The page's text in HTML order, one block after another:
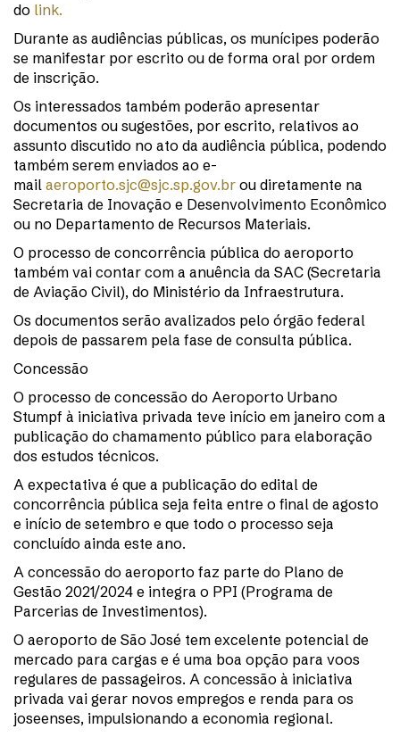
do link.
Durante as audiências públicas, os munícipes poderão
se manifestar por escrito ou de forma oral por ordem
de inscrição.
Os interessados também poderão apresentar
documentos ou sugestões, por escrito, relativos ao
assunto discutido no ato da audiência pública, podendo
também serem enviados ao e-
mail aeroporto.sjc@sjc.sp.gov.br ou diretamente na
Secretaria de Inovação e Desenvolvimento Econômico
ou no Departamento de Recursos Materiais.
O processo de concorrência pública do aeroporto
também vai contar com a anuência da SAC (Secretaria
de Aviação Civil), do Ministério da Infraestrutura.
Os documentos serão avalizados pelo órgão federal
depois de passarem pela fase de consulta pública.
Concessão
O processo de concessão do Aeroporto Urbano
Stumpf à iniciativa privada teve início em janeiro com a
publicação do chamamento público para elaboração
dos estudos técnicos.
A expectativa é que a publicação do edital de
concorrência pública seja feita entre o final de agosto
e início de setembro e que todo o processo seja
concluído ainda este ano.
A concessão do aeroporto faz parte do Plano de
Gestão 2021/2024 e integra o PPI (Programa de
Parcerias de Investimentos).
O aeroporto de São José tem excelente potencial de
mercado para cargas e é uma boa opção para voos
regulares de passageiros. A concessão à iniciativa
privada vai gerar novos empregos e renda para os
joseenses, impulsionando a economia regional.